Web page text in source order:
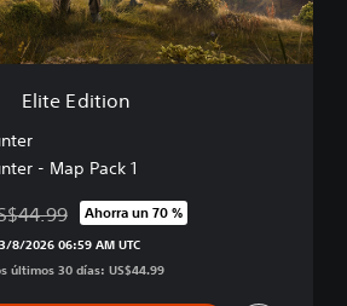
Elite Edition
- Map Pack 1
del precio original de US$44.99
Ahorra un 70 %
8/2026 06:59 AM UTC
últimos 30 días: US$44.99